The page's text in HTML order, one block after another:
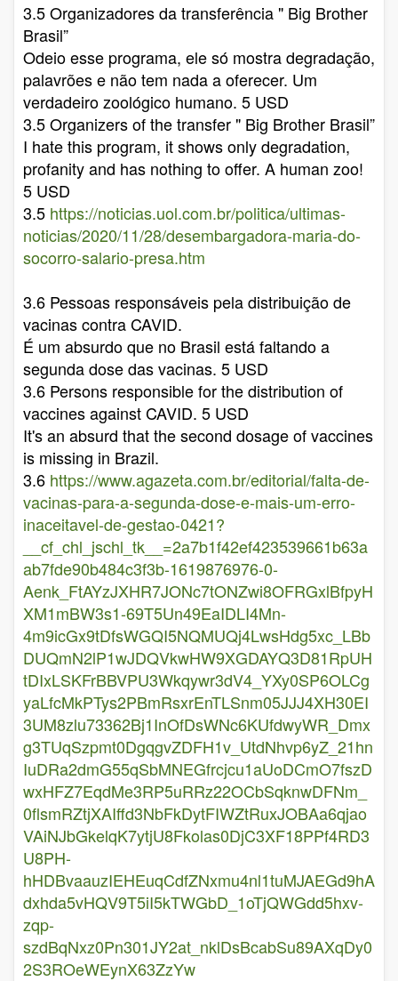
3.5 Organizadores da transferência " Big Brother
Brasil”
Odeio esse programa, ele só mostra degradação,
palavrões e não tem nada a oferecer. Um
verdadeiro zoológico humano. 5 USD
3.5 Organizers of the transfer " Big Brother Brasil”
I hate this program, it shows only degradation,
profanity and has nothing to offer. A human zoo!
5 USD
3.5 https://noticias.uol.com.br/politica/ultimas-
noticias/2020/11/28/desembargadora-maria-do-
socorro-salario-presa.htm
3.6 Pessoas responsáveis pela distribuição de
vacinas contra CAVID.
É um absurdo que no Brasil está faltando a
segunda dose das vacinas. 5 USD
3.6 Persons responsible for the distribution of
vaccines against CAVID. 5 USD
It's an absurd that the second dosage of vaccines
is missing in Brazil.
3.6 https://www.agazeta.com.br/editorial/falta-de-
vacinas-para-a-segunda-dose-e-mais-um-erro-
inaceitavel-de-gestao-0421?
__cf_chl_jschl_tk__=2a7b1f42ef423539661b63a
ab7fde90b484c3f3b-1619876976-0-
Aenk_FtAYzJXHR7JONc7tONZwi8OFRGxlBfpyH
XM1mBW3s1-69T5Un49EaIDLI4Mn-
4m9icGx9tDfsWGQI5NQMUQj4LwsHdg5xc_LBb
DUQmN2lP1wJDQVkwHW9XGDAYQ3D81RpUH
tDIxLSKFrBBVPU3Wkqywr3dV4_YXy0SP6OLCg
yaLfcMkPTys2PBmRsxrEnTLSnm05JJJ4XH30EI
3UM8zlu73362Bj1InOfDsWNc6KUfdwyWR_Dmx
g3TUqSzpmt0DgqgvZDFH1v_UtdNhvp6yZ_21hn
IuDRa2dmG55qSbMNEGfrcjcu1aUoDCmO7fszD
wxHFZ7EqdMe3RP5uRRz22OCbSqknwDFNm_
0flsmRZtjXAIffd3NbFkDytFIWZtRuxJOBAa6qjao
VAiNJbGkelqK7ytjU8Fkolas0DjC3XF18PPf4RD3
U8PH-
hHDBvaauzIEHEuqCdfZNxmu4nl1tuMJAEGd9hA
dxhda5vHQV9T5iI5kTWGbD_1oTjQWGdd5hxv-
zqp-
szdBqNxz0Pn301JY2at_nklDsBcabSu89AXqDy0
2S3ROeWEynX63ZzYw